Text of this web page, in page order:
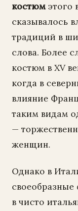
костюмэтого
сказывалось
традиций в
слова. Более
костюм в XV
когда в
влияние
таким видам
—
женщин.
Однако в
в чисто